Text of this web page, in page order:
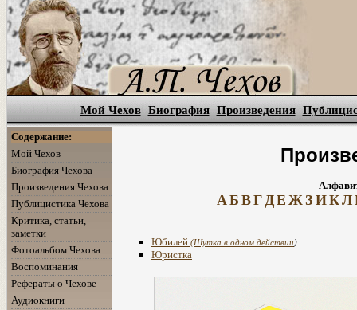
Мой Чехов Биография Произведения
Содержание:
Мой Чехов
Биография Чехова
Произведения Чехова
Публицистика Чехова
Критика, статьи,
заметки
Фотоальбом Чехова
Воспоминания
Рефераты о Чехове
Аудиокниги
АБ ВГДЕ ЖЗ ИКЛ
Юбилей (Шутка в одном действии)
Юристка